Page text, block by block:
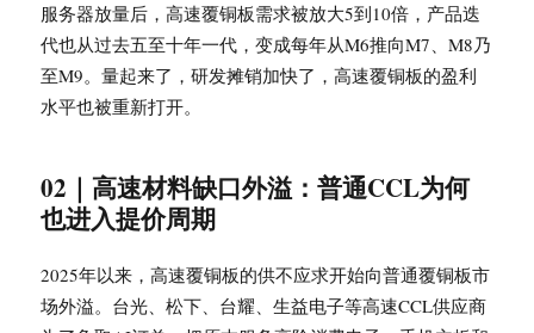
服务器放量后，高速覆铜板需求被放大5到10倍，产品迭
代也从过去五至十年一代，变成每年从M6推向M7、M8乃
至M9。量起来了，研发摊销加快了，高速覆铜板的盈利
水平也被重新打开。
02｜高速材料缺口外溢：普通CCL为何
也进入提价周期
2025年以来，高速覆铜板的供不应求开始向普通覆铜板市
场外溢。台光、松下、台耀、生益电子等高速CCL供应商